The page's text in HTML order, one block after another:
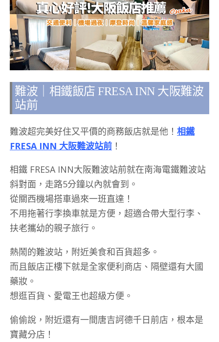
難波｜相鐵飯店 FRESA INN 大阪難波
站前
難波超完美好住又平價的商務飯店就是他！ 相鐵
FRESA INN 大阪難波站前 ！
相鐵 FRESA INN大阪難波站前就在南海電鐵難波站
斜對面，走路5分鐘以內就會到。
從關西機場搭車過來一班直達！
不用拖著行李換車就是方便，超適合帶大型行李、
扶老攜幼的親子旅行。
熱鬧的難波站，附近美食和百貨超多。
而且飯店正樓下就是全家便利商店、隔壁還有大國
藥妝。
想逛百貨、愛電王也超級方便。
偷偷說，附近還有一間唐吉訶德千日前店，根本是
寶藏分店！